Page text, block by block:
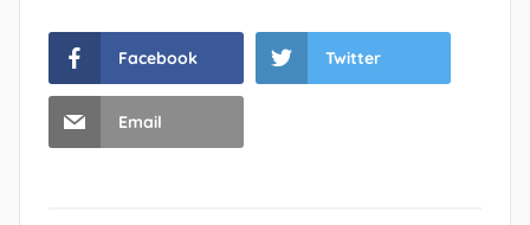
Facebook Twitter
Email